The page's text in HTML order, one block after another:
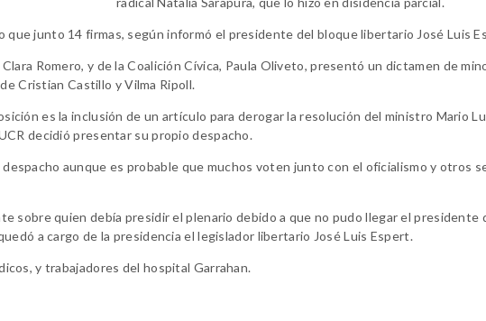
que junto 14 firmas, según informó el presidente del bloque libertario José Luis
Romero, y de la Coalición Cívica, Paula Oliveto, presentó un dictamen de
Cristian Castillo y Vilma Ripoll.
es la inclusión de un artículo para derogar la resolución del ministro Mario
decidió presentar su propio despacho.
aunque es probable que muchos voten junto con el oficialismo y otros
sobre quien debía presidir el plenario debido a que no pudo llegar el presidente
a cargo de la presidencia el legislador libertario José Luis Espert.
y trabajadores del hospital Garrahan.